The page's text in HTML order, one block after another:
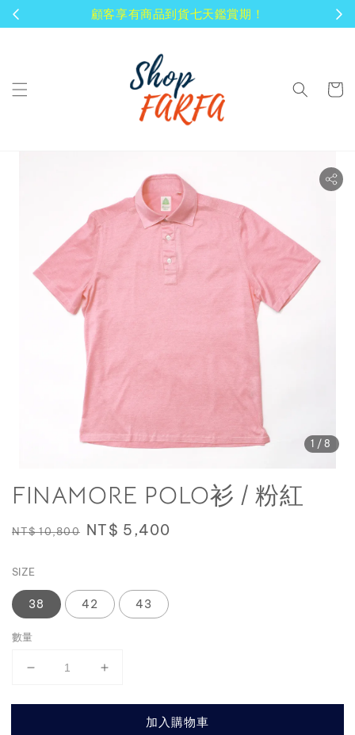
顧客享有商品到貨七天鑑賞期！
1 /8
FINAMORE POLO衫 / 粉紅
Regular
NT$ 10,800 Sale
NT$ 5,400
SIZE
38 42 43
數量
加入購物車